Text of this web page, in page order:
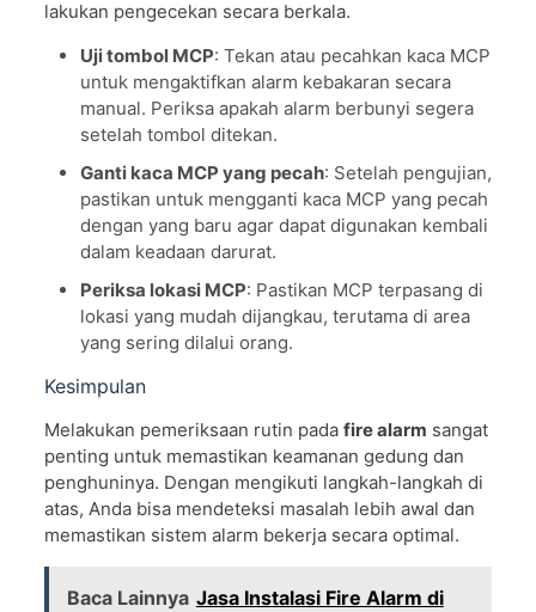
lakukan pengecekan secara berkala.
Uji tombol MCP: Tekan atau pecahkan kaca MCP
untuk mengaktifkan alarm kebakaran secara
manual. Periksa apakah alarm berbunyi segera
setelah tombol ditekan.
Ganti kaca MCP yang pecah: Setelah pengujian,
pastikan untuk mengganti kaca MCP yang pecah
dengan yang baru agar dapat digunakan kembali
dalam keadaan darurat.
Periksa lokasi MCP: Pastikan MCP terpasang di
lokasi yang mudah dijangkau, terutama di area
yang sering dilalui orang.
Kesimpulan
Melakukan pemeriksaan rutin pada fire alarm sangat
penting untuk memastikan keamanan gedung dan
penghuninya. Dengan mengikuti langkah-langkah di
atas, Anda bisa mendeteksi masalah lebih awal dan
memastikan sistem alarm bekerja secara optimal.
Baca Lainnya Jasa Instalasi Fire Alarm di